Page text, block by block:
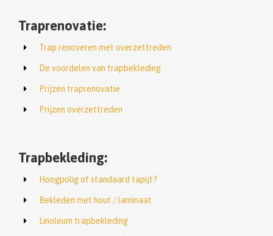
Traprenovatie:
Trap renoveren met overzettreden
De voordelen van trapbekleding
Prijzen traprenovatie
Prijzen overzettreden
Trapbekleding:
Hoogpolig of standaard tapijt?
Bekleden met hout / laminaat
Linoleum trapbekleding